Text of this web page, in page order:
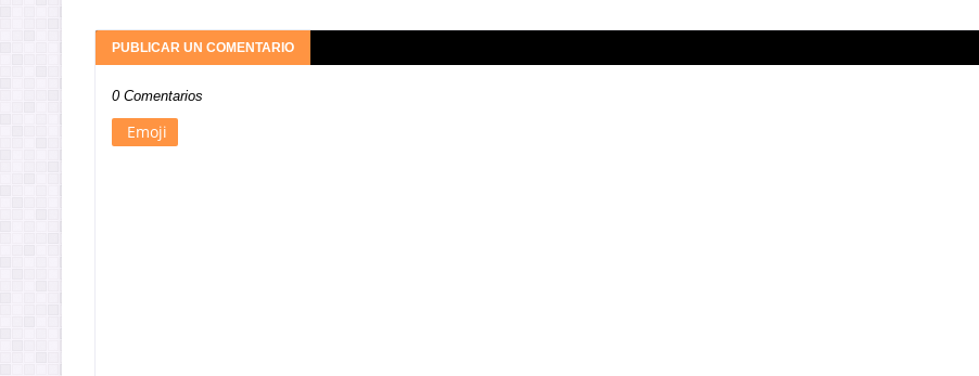
PUBLICAR UN COMENTARIO
0 Comentarios
Emoji